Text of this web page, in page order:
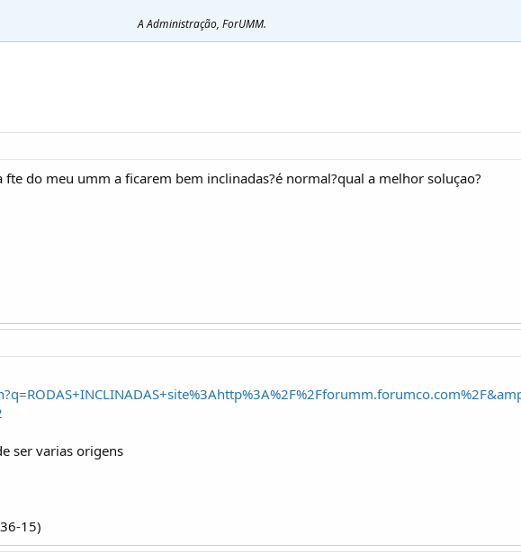
A Administração, ForUMM.
fte do meu umm a ficarem bem inclinadas?é normal?qual a melhor soluçao?
ser varias origens
15)